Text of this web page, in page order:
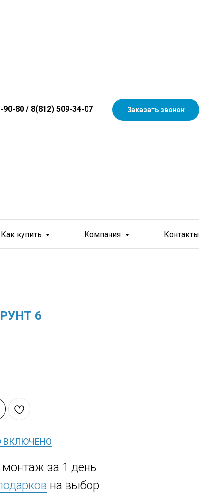
90-80 / 8(812) 509-34-07 Заказать звонок
Как купить Компания Контакты
6
ВКЛЮЧЕНО
за 1 день
на выбор